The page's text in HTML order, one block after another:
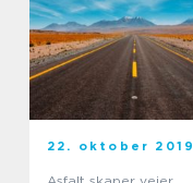
22. oktober 2019